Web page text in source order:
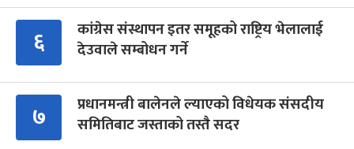
६
कांग्रेस संस्थापन इतर समूहको राष्ट्रिय भेलालाई
देउवाले सम्बोधन गर्ने
७
प्रधानमन्त्री बालेनले ल्याएको विधेयक संसदीय
समितिबाट जस्ताको तस्तै सदर